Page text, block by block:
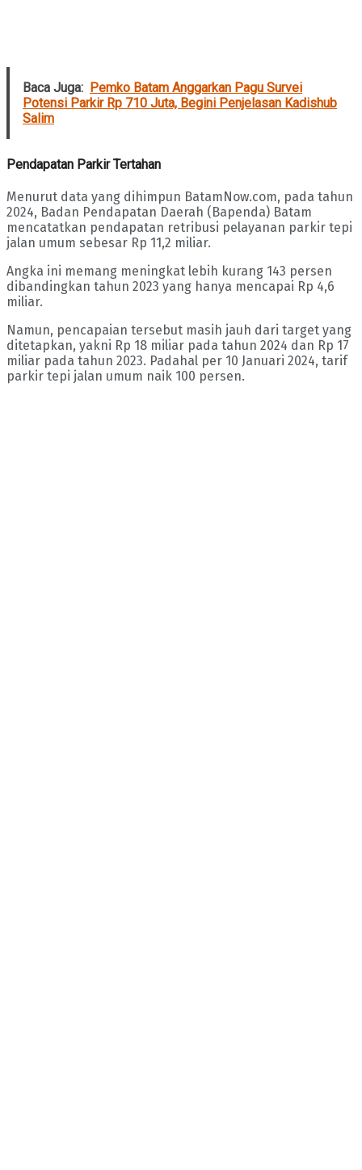
Baca Juga: Pemko Batam Anggarkan Pagu Survei
Potensi Parkir Rp 710 Juta, Begini Penjelasan Kadishub
Salim
Pendapatan Parkir Tertahan
Menurut data yang dihimpun BatamNow.com, pada tahun
2024, Badan Pendapatan Daerah (Bapenda) Batam
mencatatkan pendapatan retribusi pelayanan parkir tepi
jalan umum sebesar Rp 11,2 miliar.
Angka ini memang meningkat lebih kurang 143 persen
dibandingkan tahun 2023 yang hanya mencapai Rp 4,6
miliar.
Namun, pencapaian tersebut masih jauh dari target yang
ditetapkan, yakni Rp 18 miliar pada tahun 2024 dan Rp 17
miliar pada tahun 2023. Padahal per 10 Januari 2024, tarif
parkir tepi jalan umum naik 100 persen.